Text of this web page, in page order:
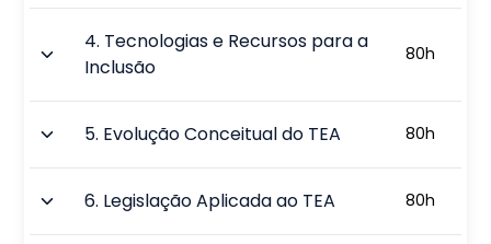
4. Tecnologias e Recursos para a
Inclusão
80h
5. Evolução Conceitual do TEA 80h
6. Legislação Aplicada ao TEA 80h